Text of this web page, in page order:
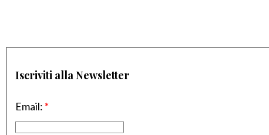
Iscriviti alla Newsletter
Email: *